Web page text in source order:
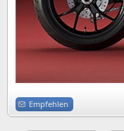
Empfehlen